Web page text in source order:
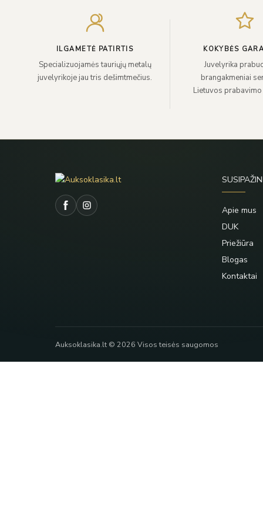
ILGAMETĖ PATIRTIS
Specializuojamės tauriųjų metalų
juvelyrikoje jau tris dešimtmečius.
KOKYBĖS
Juvelyrika
brangakmeniai
Lietuvos
Apie mus
DUK
Priežiūra
Blogas
Kontaktai
Auksoklasika.lt © 2026 Visos teisės saugomos